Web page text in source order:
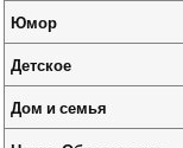
Юмор
Детское
Дом и семья